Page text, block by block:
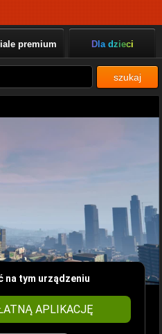
premium Dla dzieci
szukaj
na tym urządzeniu
APLIKACJĘ